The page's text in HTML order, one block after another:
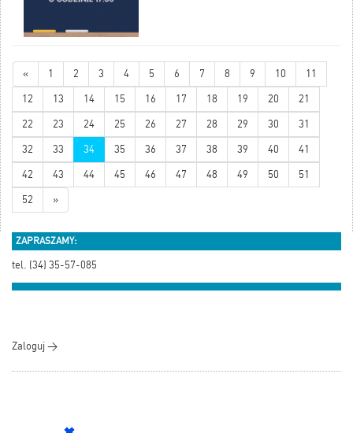
« 1 2 3 4 5 6 7 8 9 10 11
12 13 14 15 16 17 18 19 20 21
22 23 24 25 26 27 28 29 30 31
32 33 34 35 36 37 38 39 40 41
42 43 44 45 46 47 48 49 50 51
52 »
ZAPRASZAMY:
tel. (34) 35-57-085
Zaloguj >